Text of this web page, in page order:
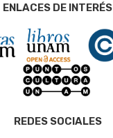
ENLACES DE INTERÉS
REDES SOCIALES